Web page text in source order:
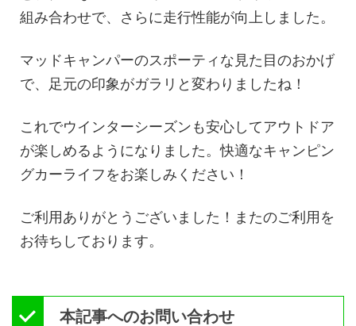
組み合わせで、さらに走行性能が向上しました。
マッドキャンパーのスポーティな見た目のおかげ
で、足元の印象がガラリと変わりましたね！
これでウインターシーズンも安心してアウトドア
が楽しめるようになりました。快適なキャンピン
グカーライフをお楽しみください！
ご利用ありがとうございました！またのご利用を
お待ちしております。
本記事へのお問い合わせ